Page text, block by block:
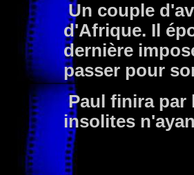
Un couple
d'Afrique. Il
dernière
passer pour
Paul finira par
insolites